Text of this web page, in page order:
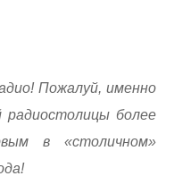
Пожалуй, именно
радиостолицы более
в «столичном»